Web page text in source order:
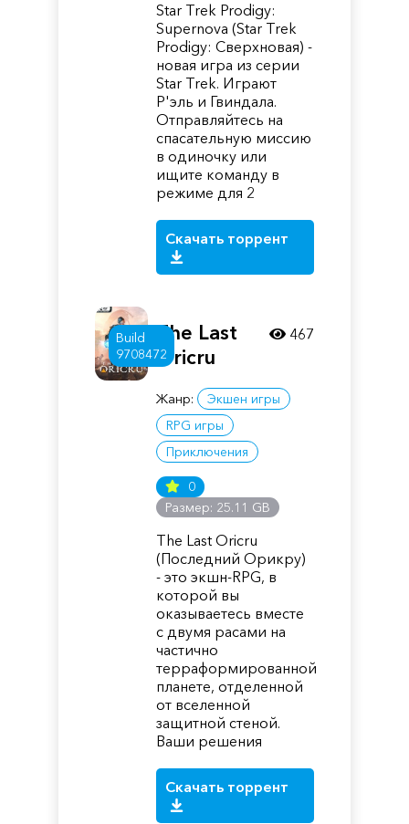
Star Trek Prodigy:
Supernova (Star Trek
Prodigy: Сверхновая) -
новая игра из серии
Star Trek. Играют
Р'эль и Гвиндала.
Отправляйтесь на
спасательную миссию
в одиночку или
ищите команду в
режиме для 2
Скачать торрент
Build
9708472
The Last
Oricru
Жанр:
Экшен игры
RPG игры
Приключения
0
Размер: 25.11 GB
The Last Oricru
(Последний Орикру)
- это экшн-RPG, в
которой вы
оказываетесь вместе
с двумя расами на
частично
терраформированной
планете, отделенной
от вселенной
защитной стеной.
Ваши решения
Скачать торрент
467